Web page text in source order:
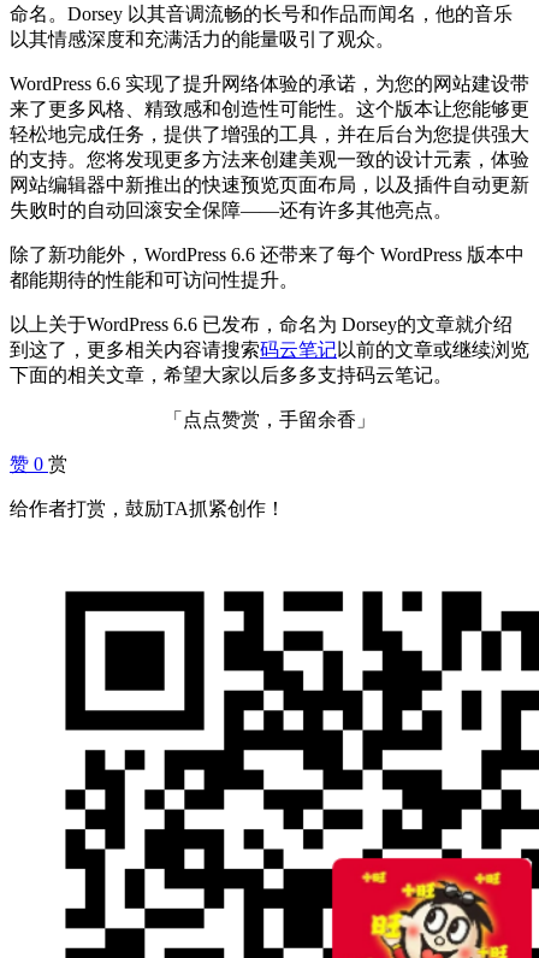
命名。Dorsey 以其音调流畅的长号和作品而闻名，他的音乐
以其情感深度和充满活力的能量吸引了观众。
WordPress 6.6 实现了提升网络体验的承诺，为您的网站建设带
来了更多风格、精致感和创造性可能性。这个版本让您能够更
轻松地完成任务，提供了增强的工具，并在后台为您提供强大
的支持。您将发现更多方法来创建美观一致的设计元素，体验
网站编辑器中新推出的快速预览页面布局，以及插件自动更新
失败时的自动回滚安全保障——还有许多其他亮点。
除了新功能外，WordPress 6.6 还带来了每个 WordPress 版本中
都能期待的性能和可访问性提升。
以上关于WordPress 6.6 已发布，命名为 Dorsey的文章就介绍
到这了，更多相关内容请搜索码云笔记以前的文章或继续浏览
下面的相关文章，希望大家以后多多支持码云笔记。
「点点赞赏，手留余香」
赞 0 赏
给作者打赏，鼓励TA抓紧创作！